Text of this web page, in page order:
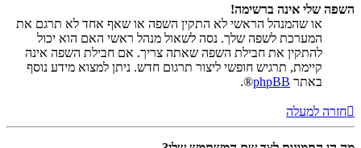
השפה שלי אינה ברשימה!
או שהמנהל הראשי לא התקין השפה או שאף אחד לא תרגם את
המערכת לשפה שלך. נסה לשאול מנהל ראשי האם הוא יכול
להתקין את חבילת השפה שאתה צריך. אם חבילת השפה אינה
קיימת, תרגיש חופשי ליצור תרגום חדש. ניתן למצוא מידע נוסף
באתר phpBB
®.
חזרה למעלה